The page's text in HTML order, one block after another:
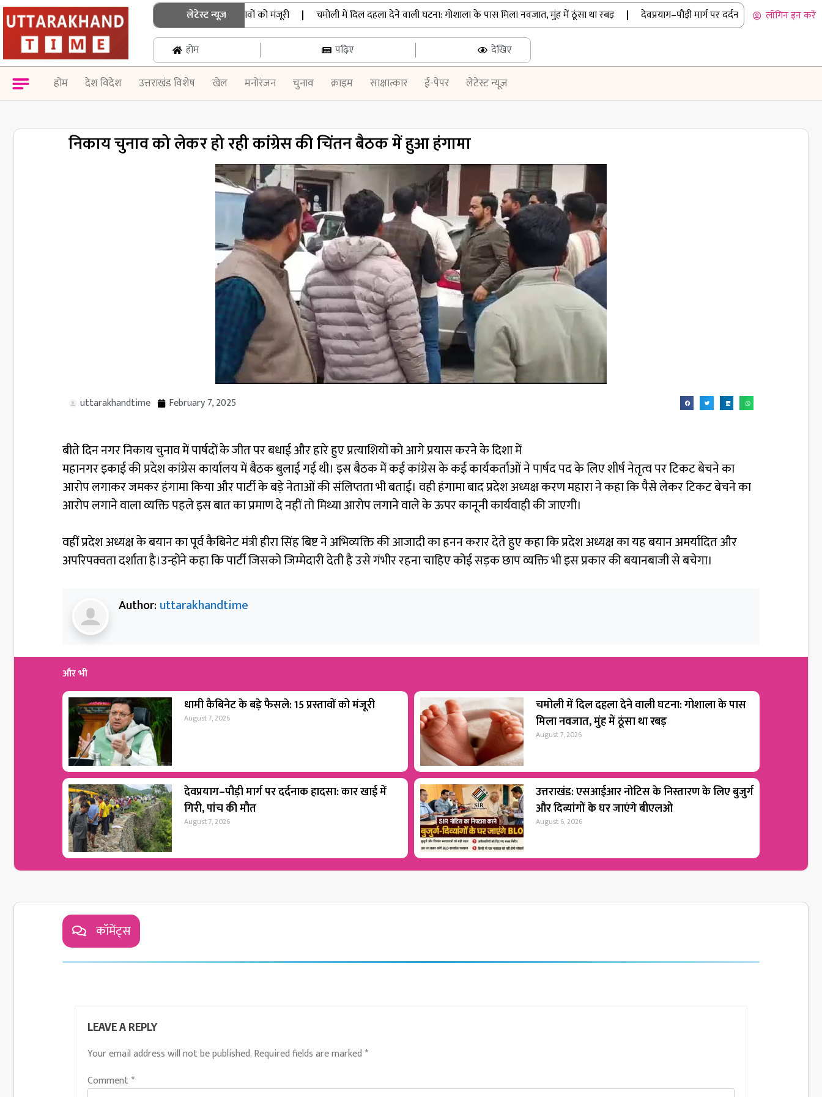
लेटेस्ट न्यूज़
धामी कैबिनेट के बड़े फैसले: 15 प्रस्तावों को मंजूरी | चमोली में दिल दहला देने वाली घटना: गोशाला के पास मिला नवजात, मुंह में ठूंसा था रबड़ | देवप्रयाग–पौड़ी मार्ग पर दर्दनाक हादसा: कार खाई में
लॉगिन इन करें
होम पढ़िए देखिए
होम देश विदेश उत्तराखंड विशेष खेल मनोरंजन चुनाव क्राइम साक्षात्कार ई-पेपर लेटेस्ट न्यूज़
निकाय चुनाव को लेकर हो रही कांग्रेस की चिंतन बैठक में हुआ हंगामा
uttarakhandtime February 7, 2025
बीते दिन नगर निकाय चुनाव में पार्षदों के जीत पर बधाई और हारे हुए प्रत्याशियों को आगे प्रयास करने के दिशा में
महानगर इकाई की प्रदेश कांग्रेस कार्यालय में बैठक बुलाई गई थी। इस बैठक में कई कांग्रेस के कई कार्यकर्ताओं ने पार्षद पद के लिए शीर्ष नेतृत्व पर टिकट बेचने का
आरोप लगाकर जमकर हंगामा किया और पार्टी के बड़े नेताओं की संलिप्तता भी बताई। वही हंगामा बाद प्रदेश अध्यक्ष करण महारा ने कहा कि पैसे लेकर टिकट बेचने का
आरोप लगाने वाला व्यक्ति पहले इस बात का प्रमाण दे नहीं तो मिथ्या आरोप लगाने वाले के ऊपर कानूनी कार्यवाही की जाएगी।
वहीं प्रदेश अध्यक्ष के बयान का पूर्व कैबिनेट मंत्री हीरा सिंह बिष्ट ने अभिव्यक्ति की आजादी का हनन करार देते हुए कहा कि प्रदेश अध्यक्ष का यह बयान अमर्यादित और
अपरिपक्वता दर्शाता है।उन्होंने कहा कि पार्टी जिसको जिम्मेदारी देती है उसे गंभीर रहना चाहिए कोई सड़क छाप व्यक्ति भी इस प्रकार की बयानबाजी से बचेगा।
Author:uttarakhandtime
और भी
धामी कैबिनेट के बड़े फैसले: 15 प्रस्तावों को मंजूरी
August 7, 2026
चमोली में दिल दहला देने वाली घटना: गोशाला के पास
मिला नवजात, मुंह में ठूंसा था रबड़
August 7, 2026
देवप्रयाग–पौड़ी मार्ग पर दर्दनाक हादसा: कार खाई में
गिरी, पांच की मौत
August 7, 2026
उत्तराखंड: एसआईआर नोटिस के निस्तारण के लिए बुजुर्ग
और दिव्यांगों के घर जाएंगे बीएलओ
August 6, 2026
कॉमेंट्स
LEAVE A REPLY
Your email address will not be published.Required fields are marked *
Comment*